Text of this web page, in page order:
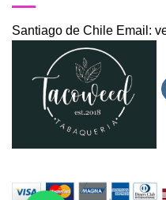
Santiago de Chile Email: